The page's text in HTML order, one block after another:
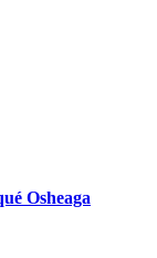
Osheaga